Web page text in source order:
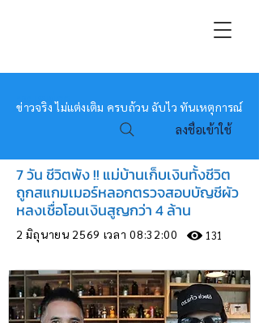
หมอข่าว
ข่าวจริง ไม่แต่งเติม ครบถ้วน ฉับไว ทันเหตุการณ์
ลงชื่อเข้าใช้
7 วัน ชีวิตพัง !! แม่บ้านเก็บเงินทั้งชีวิต
ถูกสแกมเมอร์หลอกตรวจสอบบัญชีผัว
หลงเชื่อโอนเงินสูญกว่า 4 ล้าน
2 มิถุนายน 2569 เวลา 08:32:00 131